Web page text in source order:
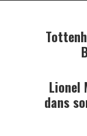
Lionel
dans